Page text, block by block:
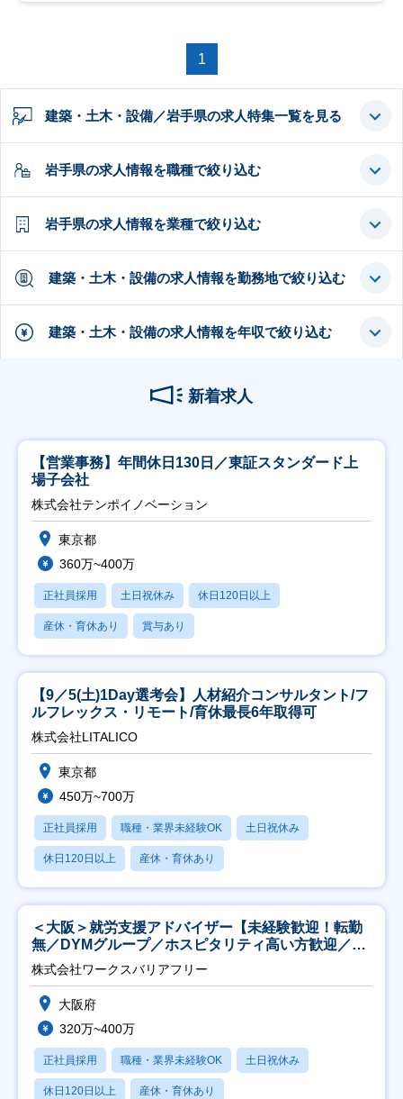
1
建築・土木・設備／岩手県の求人特集一覧を見る
岩手県の求人情報を職種で絞り込む
岩手県の求人情報を業種で絞り込む
建築・土木・設備の求人情報を勤務地で絞り込む
建築・土木・設備の求人情報を年収で絞り込む
新着求人
【営業事務】年間休日130日／東証スタンダード上
場子会社
株式会社テンポイノベーション
東京都
360万~400万
正社員採用 土日祝休み 休日120日以上
産休・育休あり 賞与あり
【9／5(土)1Day選考会】人材紹介コンサルタント/フ
ルフレックス・リモート/育休最長6年取得可
株式会社LITALICO
東京都
450万~700万
正社員採用 職種・業界未経験OK 土日祝休み
休日120日以上 産休・育休あり
＜大阪＞就労支援アドバイザー【未経験歓迎！転勤
無／DYMグループ／ホスピタリティ高い方歓迎／土
日祝】
株式会社ワークスバリアフリー
大阪府
320万~400万
正社員採用 職種・業界未経験OK 土日祝休み
休日120日以上 産休・育休あり